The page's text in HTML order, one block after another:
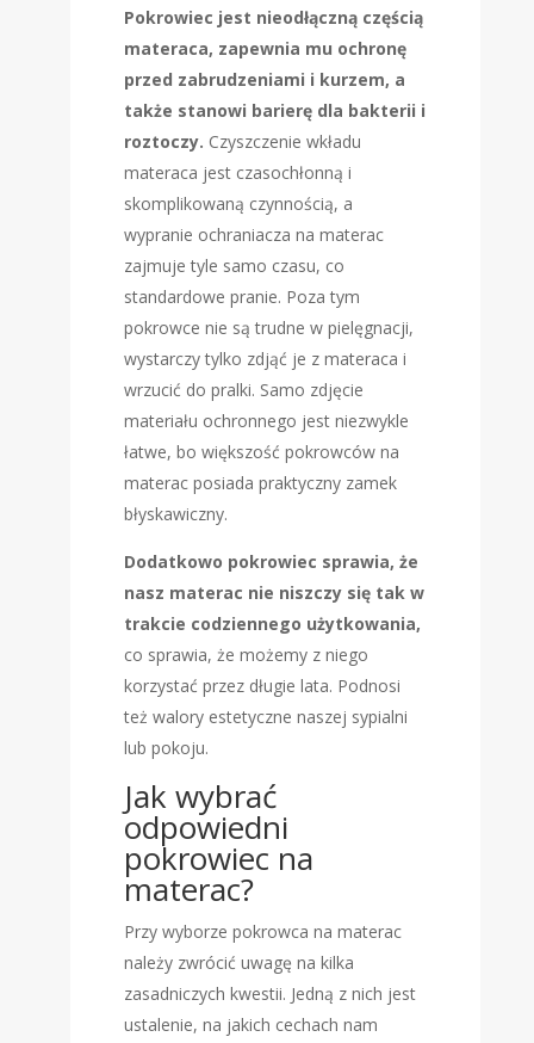
Pokrowiec jest nieodłączną częścią
materaca, zapewnia mu ochronę
przed zabrudzeniami i kurzem, a
także stanowi barierę dla bakterii i
roztoczy. Czyszczenie wkładu
materaca jest czasochłonną i
skomplikowaną czynnością, a
wypranie ochraniacza na materac
zajmuje tyle samo czasu, co
standardowe pranie. Poza tym
pokrowce nie są trudne w pielęgnacji,
wystarczy tylko zdjąć je z materaca i
wrzucić do pralki. Samo zdjęcie
materiału ochronnego jest niezwykle
łatwe, bo większość pokrowców na
materac posiada praktyczny zamek
błyskawiczny.
Dodatkowo pokrowiec sprawia, że
nasz materac nie niszczy się tak w
trakcie codziennego użytkowania,
co sprawia, że możemy z niego
korzystać przez długie lata. Podnosi
też walory estetyczne naszej sypialni
lub pokoju.
Jak wybrać
odpowiedni
pokrowiec na
materac?
Przy wyborze pokrowca na materac
należy zwrócić uwagę na kilka
zasadniczych kwestii. Jedną z nich jest
ustalenie, na jakich cechach nam